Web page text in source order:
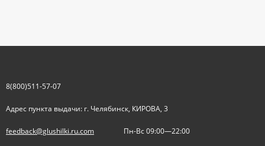
8(800)511-57-07
Адрес пункта выдачи: г. Челябинск, КИРОВА, 3
feedback@glushilki.ru.com Пн-Вс 09:00—22:00